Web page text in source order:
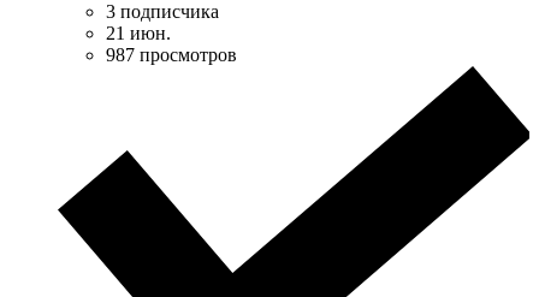
3 подписчика
21 июн.
987 просмотров